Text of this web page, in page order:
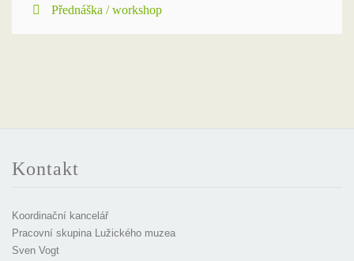
Přednáška / workshop
Kontakt
Koordinační kancelář
Pracovní skupina Lužického muzea
Sven Vogt